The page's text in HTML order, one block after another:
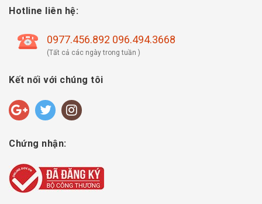
Hotline liên hệ:
0977.456.892 096.494.3668
(Tất cả các ngày trong tuần )
Kết nối với chúng tôi
Chứng nhận: